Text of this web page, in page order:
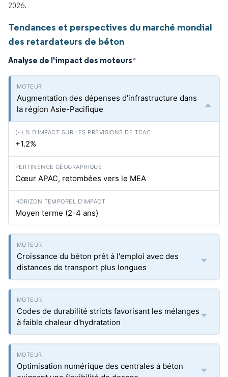
2026.
Tendances et perspectives du marché mondial
des retardateurs de béton
Analyse de l'impact des moteurs*
Augmentation des dépenses d'infrastructure dans
la région Asie-Pacifique
+1.2%
Cœur APAC, retombées vers le MEA
Moyen terme (2-4 ans)
Croissance du béton prêt à l'emploi avec des
distances de transport plus longues
Codes de durabilité stricts favorisant les mélanges
à faible chaleur d'hydratation
Optimisation numérique des centrales à béton